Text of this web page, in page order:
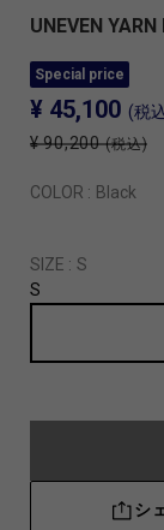
UNEVEN
Special price
¥ 45,100 (税
¥ 90,200 (税込)
COLOR : Black
SIZE : S
S
シ